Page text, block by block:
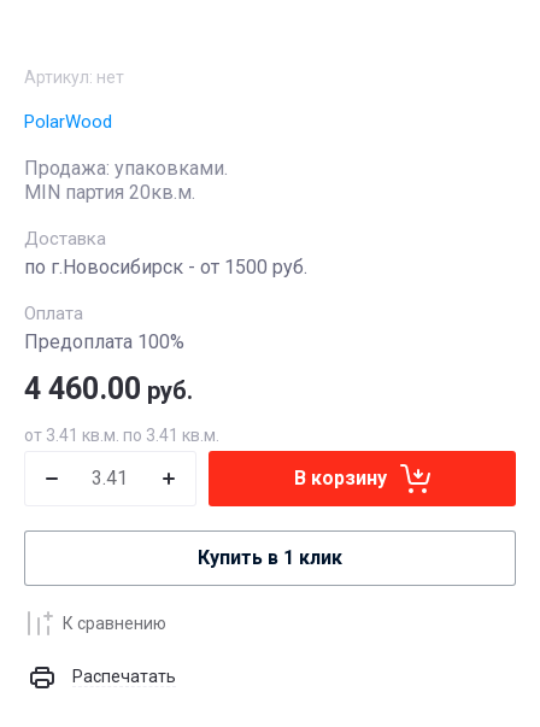
Артикул: нет
PolarWood
Продажа: упаковками.
MIN партия 20кв.м.
Доставка
по г.Новосибирск - от 1500 руб.
Оплата
Предоплата 100%
4 460.00 руб.
от 3.41 кв.м. по 3.41 кв.м.
В корзину
Купить в 1 клик
К сравнению
Распечатать